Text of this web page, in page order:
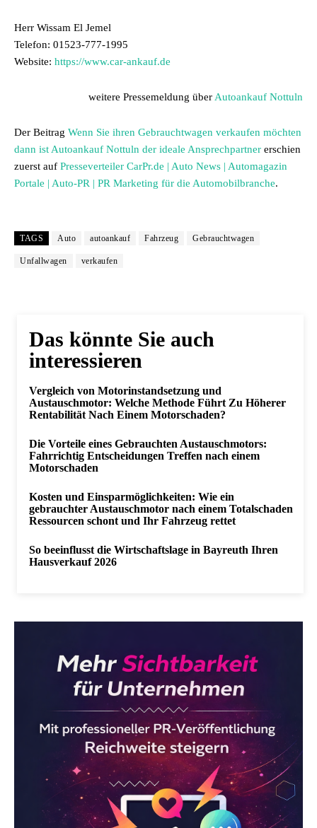
Herr Wissam El Jemel
Telefon: 01523-777-1995
Website: https://www.car-ankauf.de
weitere Pressemeldung über Autoankauf Nottuln
Der Beitrag Wenn Sie ihren Gebrauchtwagen verkaufen möchten
dann ist Autoankauf Nottuln der ideale Ansprechpartner erschien
zuerst auf Presseverteiler CarPr.de | Auto News | Automagazin
Portale | Auto-PR | PR Marketing für die Automobilbranche.
TAGS Auto autoankauf Fahrzeug Gebrauchtwagen
Unfallwagen verkaufen
Das könnte Sie auch
interessieren
Vergleich von Motorinstandsetzung und
Austauschmotor: Welche Methode Führt Zu Höherer
Rentabilität Nach Einem Motorschaden?
Die Vorteile eines Gebrauchten Austauschmotors:
Fahrrichtig Entscheidungen Treffen nach einem
Motorschaden
Kosten und Einsparmöglichkeiten: Wie ein
gebrauchter Austauschmotor nach einem Totalschaden
Ressourcen schont und Ihr Fahrzeug rettet
So beeinflusst die Wirtschaftslage in Bayreuth Ihren
Hausverkauf 2026